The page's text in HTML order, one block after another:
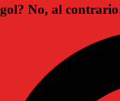
gol? No, al